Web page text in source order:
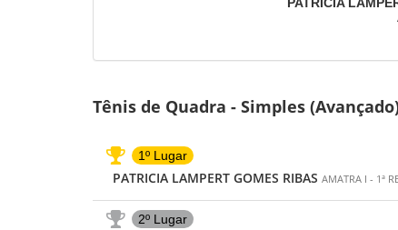
Tênis de Quadra - Simples
1º Lugar
PATRICIA LAMPERT GOMES RIBAS AMATRA I - 1ª
2º Lugar